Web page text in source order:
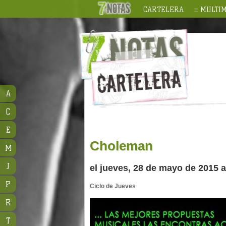
CARTELERA
Choleman
el jueves, 28 de mayo de 2015
Ciclo de Jueves
A
C
E
M
J
P
R
T